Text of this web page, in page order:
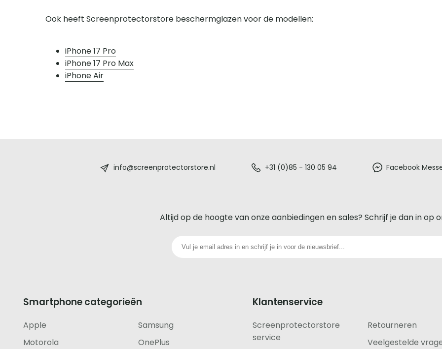
Ook heeft Screenprotectorstore beschermglazen voor de modellen:
iPhone 17 Pro
iPhone 17 Pro Max
iPhone Air
iedere
telefoon
footer
info@screenprotectorstore.nl +31 (0)85 - 130 05 94 Facebook
Altijd op de hoogte van onze aanbiedingen en sales? Schrijf je dan in op
Smartphone categorieën
Apple
Samsung
Motorola
OnePlus
Klantenservice
Screenprotectorstore
service
Retourneren
Veelgestelde